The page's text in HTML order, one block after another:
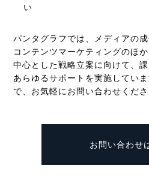
い
パンタグラフでは、メディアの
コンテンツマーケティングのほ
中心とした戦略立案に向けて、
あらゆるサポートを実施してい
で、お気軽にお問い合わせくださ
お問い合わせ